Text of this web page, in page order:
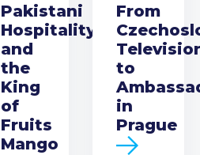
Pakistani
Hospitality
and
the
King
of
Fruits
Mango
From
to
in
Prague